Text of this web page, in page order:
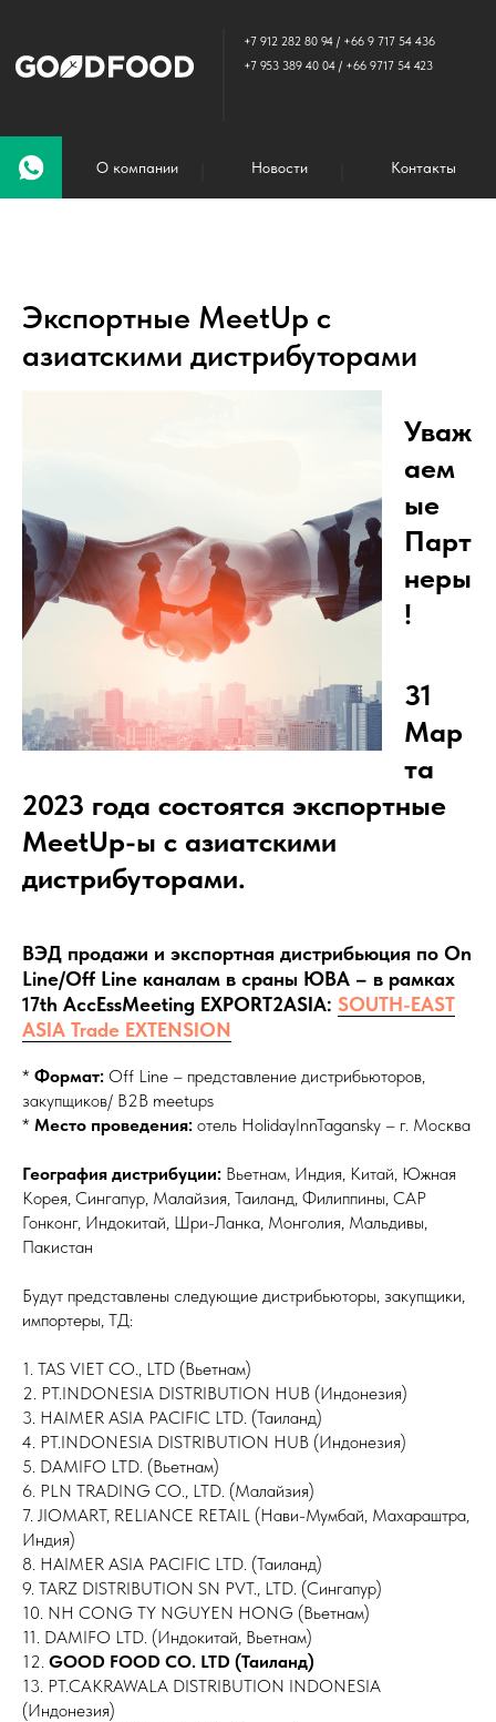
+66 9717 54 423
Экспортные MeetUp с
азиатскими дистрибуторами
Уваж
аем
ые
Парт
неры
!
31
Мар
та
2023 года состоятся экспортные
MeetUp-ы с азиатскими
дистрибуторами.
ВЭД продажи и экспортная дистрибьюция по On
Line/Off Line каналам в сраны ЮВА – в рамках
17th AccEssMeeting EXPORT2ASIA: SOUTH-EAST
ASIA Trade EXTENSION
* Формат: Off Line – представление дистрибьюторов,
закупщиков/ B2B meetups
* Место проведения: отель HolidayInnTagansky – г. Москва
География дистрибуции: Вьетнам, Индия, Китай, Южная
Корея, Сингапур, Малайзия, Таиланд, Филиппины, САР
Гонконг, Индокитай, Шри-Ланка, Монголия, Мальдивы,
Пакистан
Будут представлены следующие дистрибьюторы, закупщики,
импортеры, ТД:
1. TAS VIET CO., LTD (Вьетнам)
2. PT.INDONESIA DISTRIBUTION HUB (Индонезия)
3. HAIMER ASIA PACIFIC LTD. (Таиланд)
4. PT.INDONESIA DISTRIBUTION HUB (Индонезия)
5. DAMIFO LTD. (Вьетнам)
6. PLN TRADING CO., LTD. (Малайзия)
7. JIOMART, RELIANCE RETAIL (Нави-Мумбай, Махараштра,
Индия)
8. HAIMER ASIA PACIFIC LTD. (Таиланд)
9. TARZ DISTRIBUTION SN PVT., LTD. (Сингапур)
10. NH CONG TY NGUYEN HONG (Вьетнам)
11. DAMIFO LTD. (Индокитай, Вьетнам)
12. GOOD FOOD CO. LTD (Таиланд)
13. PT.CAKRAWALA DISTRIBUTION INDONESIA
(Индонезия)